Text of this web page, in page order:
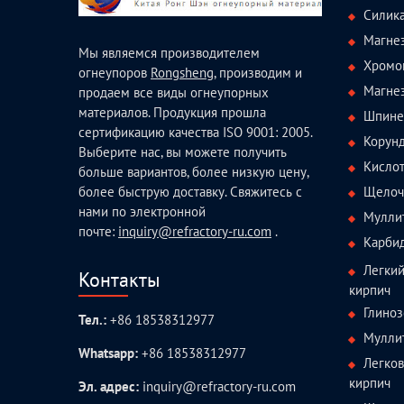
Мы являемся производителем
огнеупоров Rongsheng, производим и
продаем все виды огнеупорных
материалов. Продукция прошла
сертификацию качества ISO 9001: 2005.
Выберите нас, вы можете получить
больше вариантов, более низкую цену,
более быструю доставку. Свяжитесь с
нами по электронной
почте: inquiry@refractory-ru.com .
Контакты
Тел.: +86 18538312977
Whatsapp: +86 18538312977
Эл. адрес: inquiry@refractory-ru.com
кирпич
кирпич